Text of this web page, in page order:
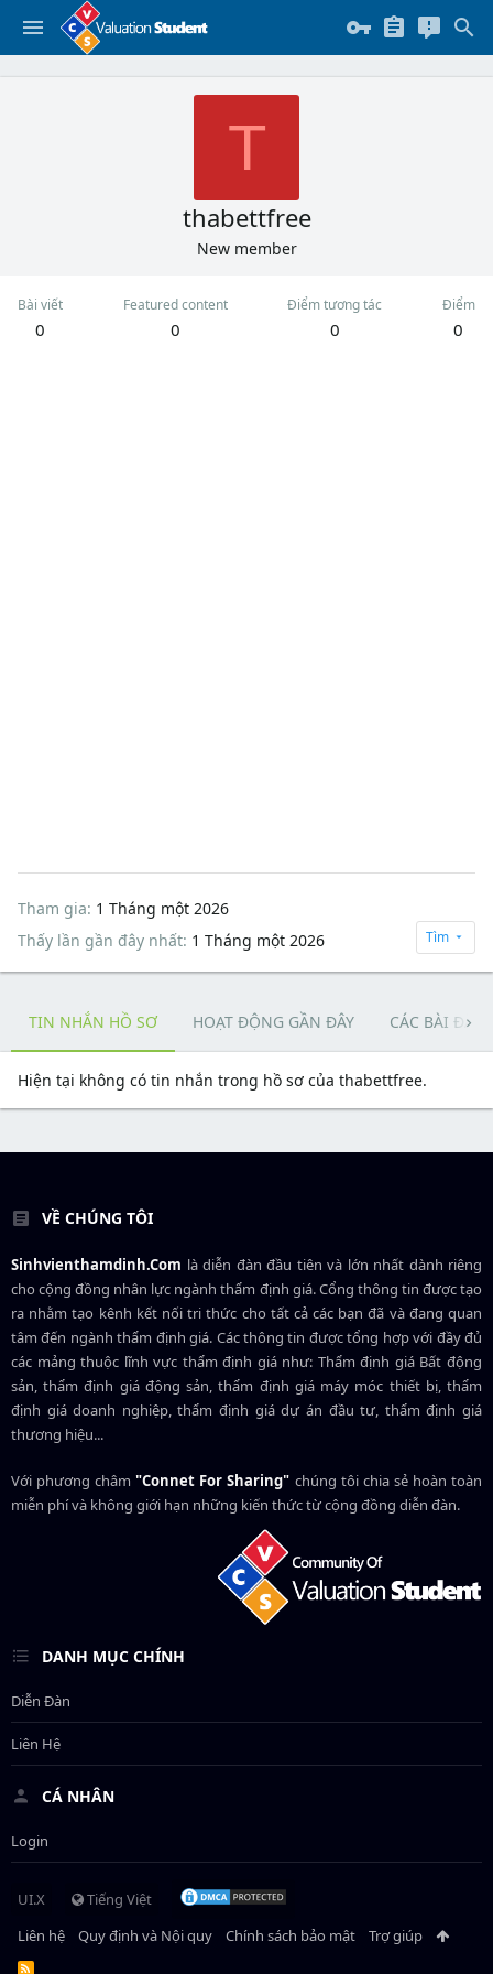
T
thabettfree
New member
Bài viết
0
Featured content
0
Điểm tương tác
0
Điểm
0
Tham gia 1 Tháng một 2026
Thấy lần gần đây nhất 1 Tháng một 2026 Tìm
TIN NHẮN HỒ SƠ HOẠT ĐỘNG GẦN ĐÂY CÁC BÀI
Hiện tại không có tin nhắn trong hồ sơ của thabettfree.
VỀ CHÚNG TÔI
Sinhvienthamdinh.Com là diễn đàn đầu tiên và lớn nhất dành riêng
cho cộng đồng nhân lực ngànhthẩm định giá. Cổng thông tin được tạo
ra nhằm tạo kênh kết nối tri thức cho tất cả các bạn đã và đang quan
tâm đến ngành thẩm định giá. Các thông tin được tổng hợp với đầy đủ
các mảng thuộc lĩnh vực thẩm định giá như: Thẩm định giá Bất động
sản, thẩm định giá động sản, thẩm định giá máy móc thiết bị, thẩm
định giá doanh nghiệp, thẩm định giá dự án đầu tư, thẩm định giá
thương hiệu...
Với phương châm"Connet For Sharing" chúng tôi chia sẻ hoàn toàn
miễn phí và không giới hạn những kiến thức từ cộng đồng diễn đàn.
DANH MỤC CHÍNH
Diễn Đàn
Liên Hệ
CÁ NHÂN
Login
UI.X
Tiếng Việt
Liên hệ
Quy định và Nội quy Chính sách bảo mật Trợ giúp
R